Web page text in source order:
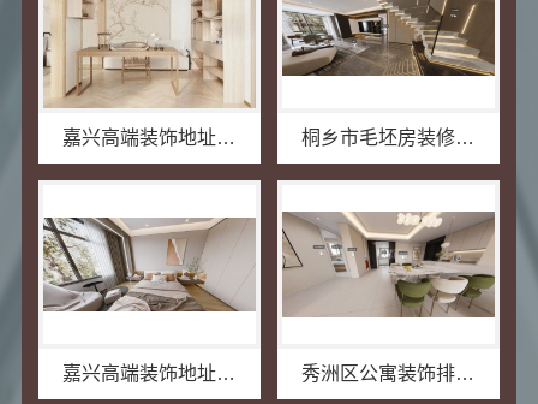
嘉兴高端装饰地址查询，嘉兴锦居装饰材料有限公司本地直营 桐乡市毛坯房装修费用，嘉兴锦居装饰材料有限公司透明报价
嘉兴高端装饰地址—嘉兴锦居装饰材料有限公司 秀洲区公寓装饰排名，嘉兴锦居装饰材料有限公司口碑如何